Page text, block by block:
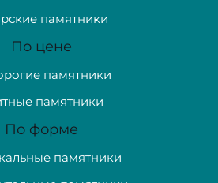
памятники
По цене
памятники
памятники
По форме
памятники